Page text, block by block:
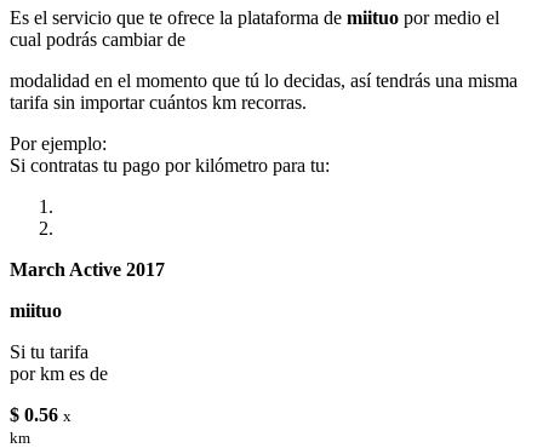
Es el servicio que te ofrece la plataforma de miituo por medio el
cual podrás cambiar de
modalidad en el momento que tú lo decidas, así tendrás una misma
tarifa sin importar cuántos km recorras.
Por ejemplo:
Si contratas tu pago por kilómetro para tu:
March Active 2017
miituo
Si tu tarifa
por km es de
$ 0.56 x
km